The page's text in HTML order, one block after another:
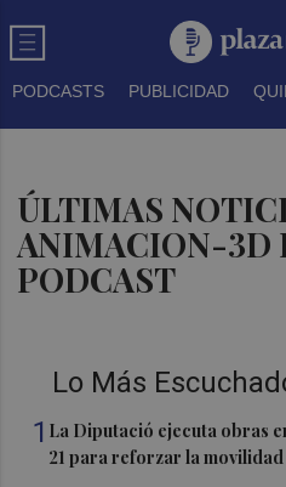
PODCASTS PUBLICIDAD
ÚLTIMAS
ANIMACION-3D
PODCAST
Lo Más
1 La Diputació ejecuta obras
21 para reforzar la